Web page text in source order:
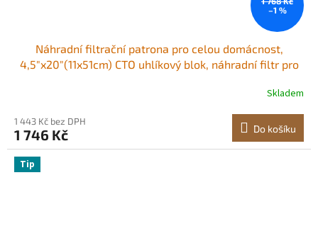
–1 %
Náhradní filtrační patrona pro celou domácnost,
4,5"x20"(11x51cm) CTO uhlíkový blok, náhradní filtr pro
nepříjemnou chuť a zápach, balení po 2 kusechSkladem
1 443 Kč bez DPH
1 746 Kč Do košíku
Tip